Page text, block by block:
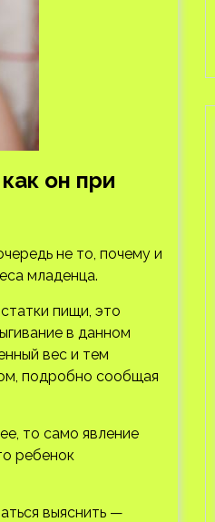
он при
не то, почему и
младенца.
пищи, это
в данном
вес и тем
подробно сообщая
то само явление
ребенок
выяснить —